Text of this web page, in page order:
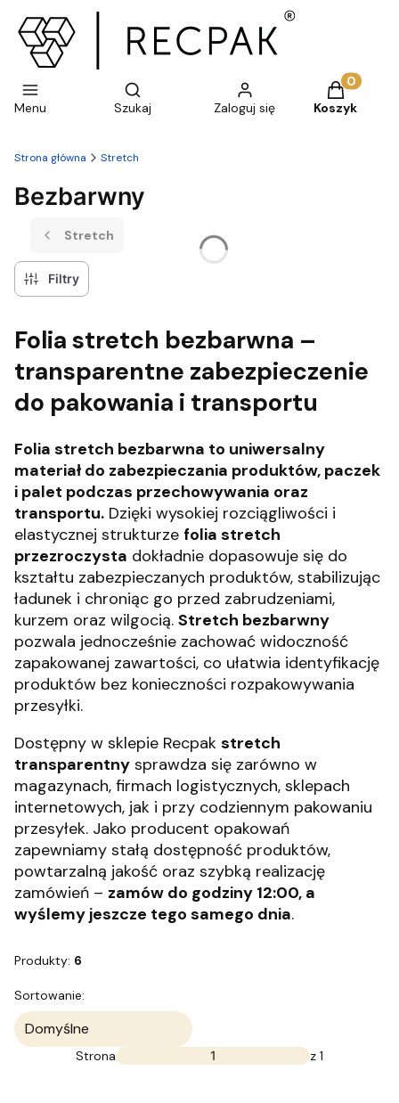
Menu
Otwórz wyszukiwarkę
Szukaj Zaloguj się
Produkty
Koszyk
Strona główna Stretch
Bezbarwny
Stretch
Filtry
Folia stretch bezbarwna –
transparentne zabezpieczenie
do pakowania i transportu
Folia stretch bezbarwna to uniwersalny
materiał do zabezpieczania produktów, paczek
i palet podczas przechowywania oraz
transportu. Dzięki wysokiej rozciągliwości i
elastycznej strukturze folia stretch
przezroczysta dokładnie dopasowuje się do
kształtu zabezpieczanych produktów, stabilizując
ładunek i chroniąc go przed zabrudzeniami,
kurzem oraz wilgocią. Stretch bezbarwny
pozwala jednocześnie zachować widoczność
zapakowanej zawartości, co ułatwia identyfikację
produktów bez konieczności rozpakowywania
przesyłki.
Dostępny w sklepie Recpak stretch
transparentny sprawdza się zarówno w
magazynach, firmach logistycznych, sklepach
internetowych, jak i przy codziennym pakowaniu
przesyłek. Jako producent opakowań
zapewniamy stałą dostępność produktów,
powtarzalną jakość oraz szybką realizację
zamówień – zamów do godziny 12:00, a
wyślemy jeszcze tego samego dnia.
Produkty: 6
Lista produktów
Sortowanie:
Domyślne
Strona z 1